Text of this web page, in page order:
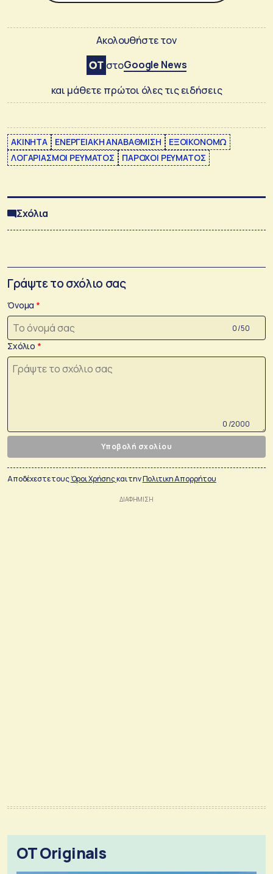
Ακολουθήστε τον
στοGoogle News
και μάθετε πρώτοι όλες τις ειδήσεις
ΑΚΙΝΗΤΑ ΕΝΕΡΓΕΙΑΚΗ ΑΝΑΒΑΘΜΙΣΗ
ΕΞΟΙΚΟΝΟΜΩ
ΛΟΓΑΡΙΑΣΜΟΙ ΡΕΥΜΑΤΟΣ
ΠΑΡΟΧΟΙ ΡΕΥΜΑΤΟΣ
Σχόλια
Γράψτε το σχόλιο σας
Όνομα
0 /50
Σχόλιο
0 /2000
Υποβολή σχολίου
Αποδέχεστε τουςΌροι Χρήσηςκαι τηνΠολιτικη Απορρήτου
OT Originals